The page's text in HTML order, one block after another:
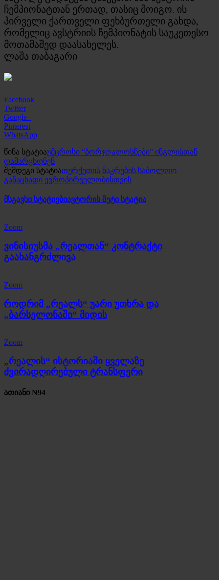
ჩემპიონატთან ერთად, თასიც მოიგო. ის
პირველი ქართველი ფეხბურთელი გახდა,
რომელიც ავსტრიის ჩემპიონატის საუკეთესო
მოთამაშედ დაასახელეს.
ლაშა თაბაგარი
Facebook
Twitter
Google+
Pinterest
WhatsApp
წინა სტატიაუმცროსი “ბორჯღალოსნები” ინგლისთან
დამარცხდნენ
შემდეგი სტატიათურქეთის ნაკრების საბოლოო
განაცხადი ევროპირველობისთვის
მსგავსი სტატიებიავტორის მეტი სტატია
Zoom
ვინისიუსმა „რეალთან“ კონტრაქტი
გაახანგრძლივა
Zoom
როდრიმ „რეალს“ უარი უთხრა და
„ბარსელონაში“ მიდის
Zoom
„რეალის“ ისტორიაში ყველაზე
ძვირადღირებული ტრანსფერი
ათიანი N94